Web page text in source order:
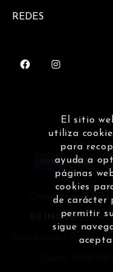
REDES
Copyright © 2020
REINOSO|
Política
El sitio
utiliza
para
ayuda a
páginas
cookies
de carácter
permitir
sigue